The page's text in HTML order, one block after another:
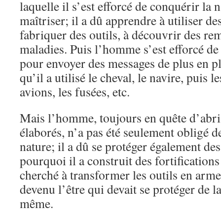
laquelle il s’est efforcé de conquérir la
maîtriser; il a dû apprendre à utiliser
fabriquer des outils, à découvrir des
maladies. Puis l’homme s’est efforcé
pour envoyer des messages de plus en
qu’il a utilisé le cheval, le navire, puis
avions, les fusées, etc.
Mais l’homme, toujours en quête
élaborés, n’a pas été seulement obligé
nature; il a dû se protéger également
pourquoi il a construit des fortifications
cherché à transformer les outils en
devenu l’être qui devait se protéger de
même.